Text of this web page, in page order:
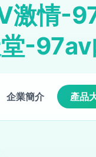
情-
-97av
企業簡介 產品